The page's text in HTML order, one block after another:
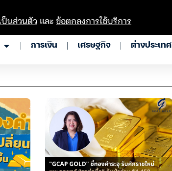
การเงิน เศรษฐกิจ ต่างประเทศ
ป็นส่วนตัว และข้อตกลงการใช้บริการ